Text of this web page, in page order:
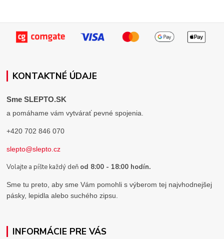
KONTAKTNÉ ÚDAJE
Sme SLEPTO.SK
a pomáhame vám vytvárať pevné spojenia.
+420 702 846 070
slepto@slepto.cz
Volajte a píšte každý deň od 8:00 - 18:00 hodín.
Sme tu preto, aby sme Vám pomohli s výberom tej najvhodnejšej
pásky, lepidla alebo suchého zipsu.
INFORMÁCIE PRE VÁS